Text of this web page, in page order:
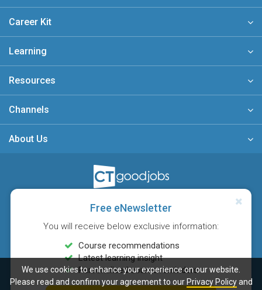
We use cookies to enhance your experience on our website.
Please read and confirm your agreement to our Privacy Policyand
Free eNewsletter
You will receive below exclusive information:
Course recommendations
Latest learning insight
Personalised course reminders
Career Kit
Learning
Resources
Channels
About Us
A member of